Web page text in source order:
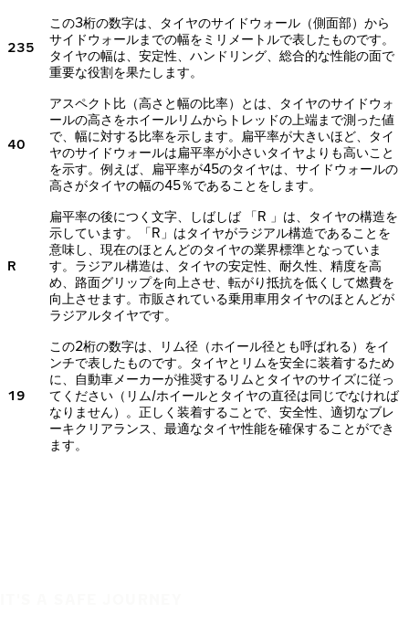
235
この3桁の数字は、タイヤのサイドウォール（側面部）から
サイドウォールまでの幅をミリメートルで表したものです。
タイヤの幅は、安定性、ハンドリング、総合的な性能の面で
重要な役割を果たします。
40
アスペクト比（高さと幅の比率）とは、タイヤのサイドウォ
ールの高さをホイールリムからトレッドの上端まで測った値
で、幅に対する比率を示します。扁平率が大きいほど、タイ
ヤのサイドウォールは扁平率が小さいタイヤよりも高いこと
を示す。例えば、扁平率が45のタイヤは、サイドウォールの
高さがタイヤの幅の45％であることをします。
R
扁平率の後につく文字、しばしば 「R 」は、タイヤの構造を
示しています。「R」はタイヤがラジアル構造であることを
意味し、現在のほとんどのタイヤの業界標準となっていま
す。ラジアル構造は、タイヤの安定性、耐久性、精度を高
め、路面グリップを向上させ、転がり抵抗を低くして燃費を
向上させます。市販されている乗用車用タイヤのほとんどが
ラジアルタイヤです。
19
この2桁の数字は、リム径（ホイール径とも呼ばれる）をイ
ンチで表したものです。タイヤとリムを安全に装着するため
に、自動車メーカーが推奨するリムとタイヤのサイズに従っ
てください（リム/ホイールとタイヤの直径は同じでなければ
なりません）。正しく装着することで、安全性、適切なブレ
ーキクリアランス、最適なタイヤ性能を確保することができ
ます。